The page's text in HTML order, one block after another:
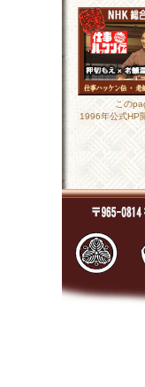
この
1996年公式HP